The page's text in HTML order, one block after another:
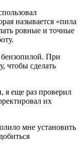
называется «пила
ровные и точные
При
чтобы сделать
еще раз проверил
их
мне установить